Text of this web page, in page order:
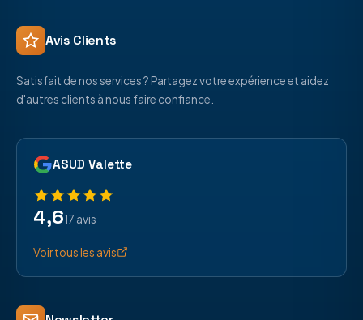
Avis Clients
Satisfait de nos services ? Partagez votre expérience et aidez
d'autres clients à nous faire confiance.
ASUD Valette
4,617 avis
Voir tous les avis